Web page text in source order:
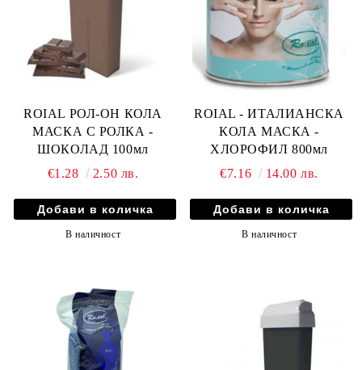
ROIAL РОЛ-ОН КОЛА
МАСКА С РОЛКА -
ШОКОЛАД 100мл
€1.28
2.50 лв.
В наличност
ROIAL - ИТАЛИАНСКА
КОЛА МАСКА -
ХЛОРОФИЛ 800мл
€7.16
14.00 лв.
В наличност